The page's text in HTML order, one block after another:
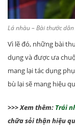
Lá nhàu – Bài thước
Vì lẽ đó, những bài
dụng và được ưa
mang lại tác dụng
bù lại sẽ mang hiệu
>>> Xem thêm: Trái
chữa sỏi thận hiệu